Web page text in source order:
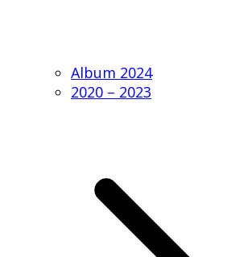
Album 2024
2020 – 2023